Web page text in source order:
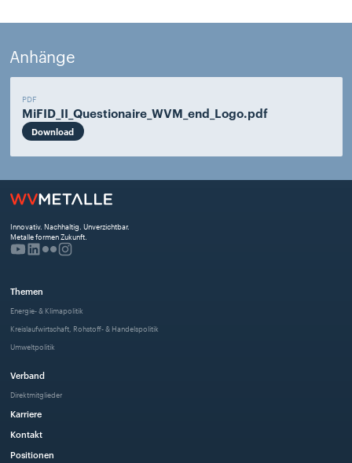
Anhänge
PDF
MiFID_II_Questionaire_WVM_end_Logo.pdf
Download
Innovativ. Nachhaltig. Unverzichtbar.
Metalle formen Zukunft.
Themen
Energie- & Klimapolitik
Kreislaufwirtschaft, Rohstoff- & Handelspolitik
Umweltpolitik
Verband
Direktmitglieder
Karriere
Kontakt
Positionen